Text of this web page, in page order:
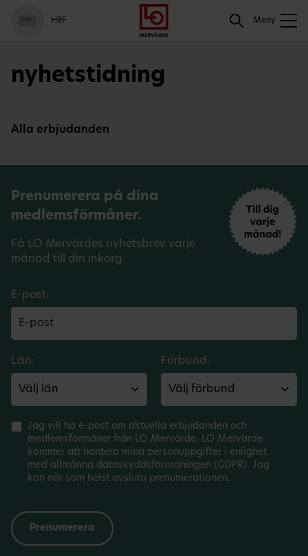
Gå
till
meny
Logga
in
Hoppa
till
innehåll
HRF Meny
Sök
nyhetstidning
Alla erbjudanden
Prenumerera på dina
medlemsförmåner.
Få LO Mervärdes nyhetsbrev varje
månad till din inkorg.
E-post:
Län: Förbund:
Jag vill ha e-post om aktuella erbjudanden och
medlemsförmåner från LO Mervärde. LO Mervärde
kommer att hantera mina personuppgifter i enlighet
med allmänna dataskyddsförordningen (GDPR). Jag
kan när som helst avsluta prenumerationen.